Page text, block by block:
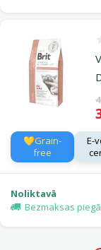
💛Grain-
free
E-
Noliktavā
Bezmaksas